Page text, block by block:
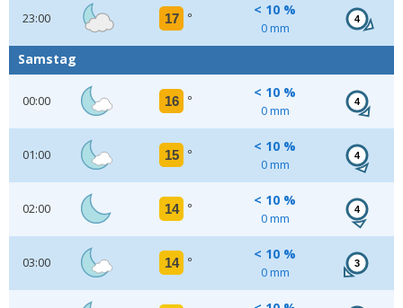
23:00 17 °
< 10 %
0 mm
4
Samstag
00:00 16 °
< 10 %
0 mm
4
01:00 15 °
< 10 %
0 mm
4
02:00 14 °
< 10 %
0 mm
4
03:00 14 °
< 10 %
0 mm
3